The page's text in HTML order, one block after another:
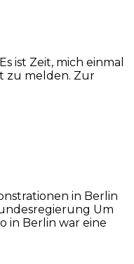
ist Zeit, mich einmal
zu melden. Zur
in Berlin
Um
in Berlin war eine